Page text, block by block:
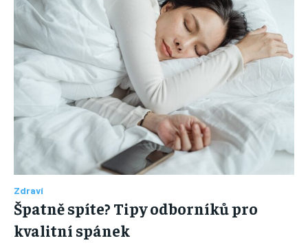
Zdraví
Špatně spíte? Tipy odborníků pro
kvalitní spánek